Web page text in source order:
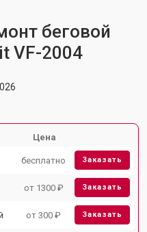
беговой
VF-2004
Цена
бесплатно Заказать
от 1300 ₽ Заказать
от 300 ₽ Заказать